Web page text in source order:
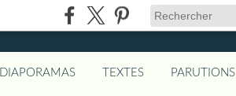
DIAPORAMAS TEXTES PARUTIONS